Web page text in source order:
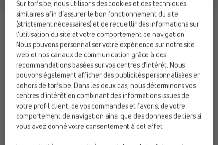
STONES AND BONES
Sandales violet
-30% Web Only
Vous économisez29,98 €
99,95 €
Sur torfs.be, nous utilisons des cookies et des techniques
similaires afin d’assurer le bon fonctionnement du site
(strictement nécessaires) et de recueillir des informations sur
l’utilisation du site et votre comportement de navigation.
Nous pouvons personnaliser votre expérience sur notre site
web et nos canaux de communication grâce à des
recommandations basées sur vos centres d’intérêt. Nous
pouvons également afficher des publicités personnalisées en
dehors de torfs.be. Dans les deux cas, nous déterminons vos
centres d’intérêt en combinant des informations issues de
votre profil client, de vos commandes et favoris, de votre
comportement de navigation ainsi que des données de tiers si
vous avez donné votre consentement à cet effet.